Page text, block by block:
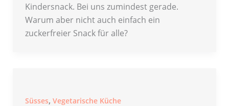
Kindersnack. Bei uns zumindest gerade.
Warum aber nicht auch einfach ein
zuckerfreier Snack für alle?
Süsses, Vegetarische Küche